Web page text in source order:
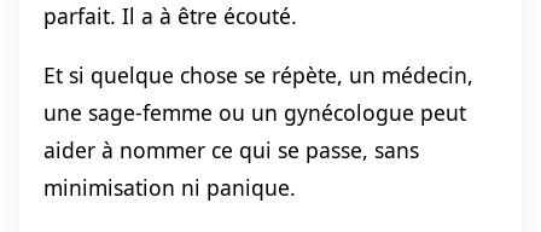
parfait. Il a à être écouté.
Et si quelque chose se répète, un médecin,
une sage-femme ou un gynécologue peut
aider à nommer ce qui se passe, sans
minimisation ni panique.